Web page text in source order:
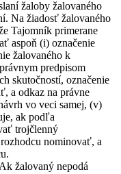
žaloby žalovaného
Na žiadosť žalovaného
Tajomník primerane
aspoň (i) označenie
žalovaného k
predpisom
skutočností, označenie
a odkaz na právne
vo veci samej, (v)
ak podľa
trojčlenný
nominovať, a
žalovaný nepodá